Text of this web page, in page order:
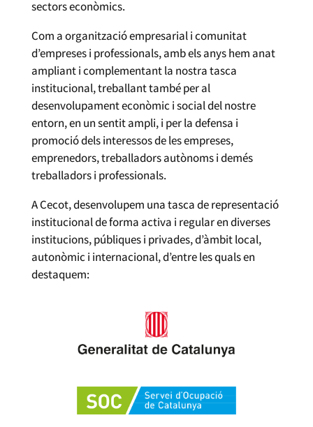
sectors econòmics.
Com a organització empresarial i comunitat
d’empreses i professionals, amb els anys hem anat
ampliant i complementant la nostra tasca
institucional, treballant també per al
desenvolupament econòmic i social del nostre
entorn, en un sentit ampli, i per la defensa i
promoció dels interessos de les empreses,
emprenedors, treballadors autònoms i demés
treballadors i professionals.
A Cecot, desenvolupem una tasca de representació
institucional de forma activa i regular en diverses
institucions, públiques i privades, d’àmbit local,
autonòmic i internacional, d’entre les quals en
destaquem: